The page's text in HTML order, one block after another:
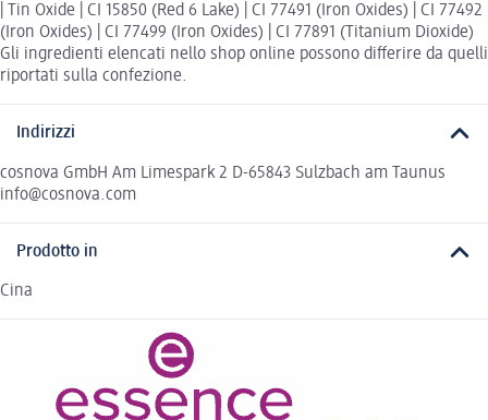
| Tin Oxide | CI 15850 (Red 6 Lake) | CI 77491 (Iron Oxides) | CI 77492
(Iron Oxides) | CI 77499 (Iron Oxides) | CI 77891 (Titanium Dioxide)
Gli ingredienti elencati nello shop online possono differire da quelli
riportati sulla confezione.
Indirizzi
cosnova GmbH Am Limespark 2 D-65843 Sulzbach am Taunus
info@cosnova.com
Prodotto in
Cina